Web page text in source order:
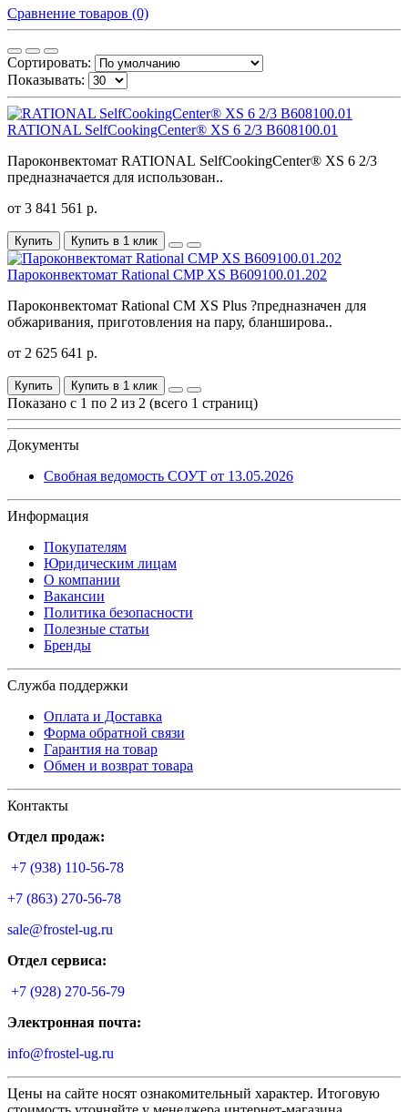
Сравнение товаров (0)
Сортировать:
Показывать:
RATIONAL SelfCookingCenter® XS 6 2/3 B608100.01
Пароконвектомат RATIONAL SelfCookingCenter® XS 6 2/3
предназначается для использован..
от 3 841 561 р.
Купить Купить в 1 клик
Пароконвектомат Rational CMP XS B609100.01.202
Пароконвектомат Rational CM XS Plus ?предназначен для
обжаривания, приготовления на пару, бланширова..
от 2 625 641 р.
Купить Купить в 1 клик
Показано с 1 по 2 из 2 (всего 1 страниц)
Документы
Свобная ведомость СОУТ от 13.05.2026
Информация
Покупателям
Юридическим лицам
О компании
Вакансии
Политика безопасности
Полезные статьи
Бренды
Служба поддержки
Оплата и Доставка
Форма обратной связи
Гарантия на товар
Обмен и возврат товара
Контакты
Отдел продаж:
+7 (938) 110-56-78
+7 (863) 270-56-78
sale@frostel-ug.ru
Отдел сервиса:
+7 (928) 270-56-79
Электронная почта:
info@frostel-ug.ru
Цены на сайте носят ознакомительный характер. Итоговую